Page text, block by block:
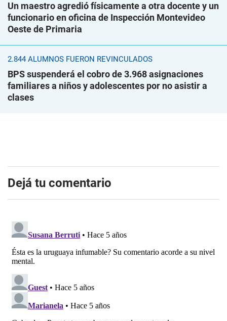
Un maestro agredió físicamente a otra docente y un
funcionario en oficina de Inspección Montevideo
Oeste de Primaria
2.844 ALUMNOS FUERON REVINCULADOS
BPS suspenderá el cobro de 3.968 asignaciones
familiares a niños y adolescentes por no asistir a
clases
Dejá tu comentario